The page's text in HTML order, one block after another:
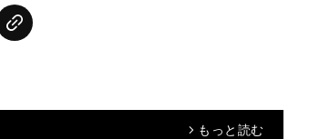
arrow_forward_ios もっと読む